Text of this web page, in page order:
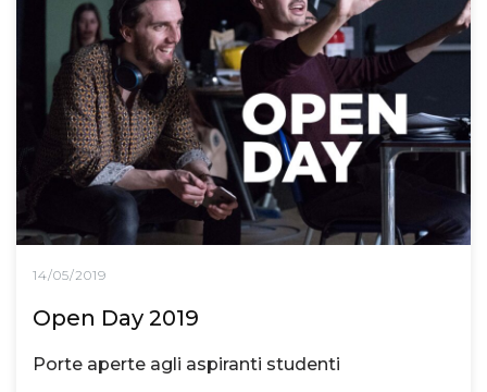
14/05/2019
Open Day 2019
Porte aperte agli aspiranti studenti